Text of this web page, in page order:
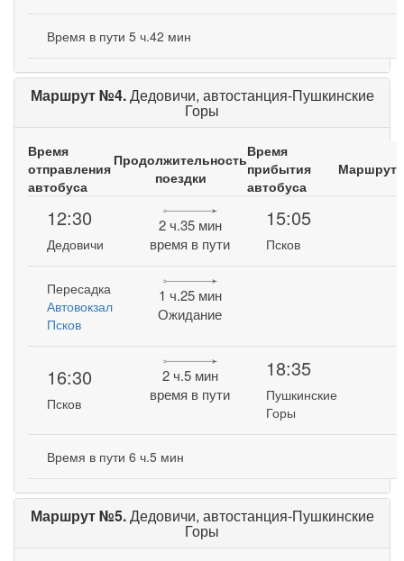
Время в пути 5 ч.42 мин
Маршрут №4.Дедовичи, автостанция-Пушкинские
Горы
Время
отправления
автобуса
Продолжительность
поездки
Время
прибытия
автобуса
Маршрут
12:30
Дедовичи
2 ч.35 мин
время в пути
15:05
Псков
Пересадка
Автовокзал
Псков
1 ч.25 мин
Ожидание
16:30
Псков
2 ч.5 мин
время в пути
18:35
Пушкинские
Горы
Время в пути 6 ч.5 мин
Маршрут №5.Дедовичи, автостанция-Пушкинские
Горы